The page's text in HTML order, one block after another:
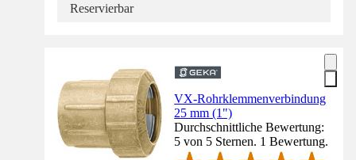
Reservierbar
VX-Rohrklemmenverbindung
25 mm (1")
Durchschnittliche Bewertung:
5 von 5 Sternen. 1 Bewertung.